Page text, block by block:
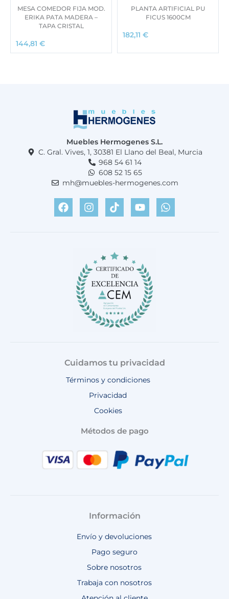
MESA COMEDOR FIJA MOD.
ERIKA PATA MADERA –
TAPA CRISTAL
144,81 €
PLANTA ARTIFICIAL PU
FICUS 1600CM
182,11 €
Muebles Hermogenes S.L.
C. Gral. Vives, 1, 30381 El Llano del Beal, Murcia
968 54 61 14
608 52 15 65
mh@muebles-hermogenes.com
F
a
c
I
n
s
a
m
T
i
k
Y
o
u
W
h
a
Cuidamos tu privacidad
Términos y condiciones
Privacidad
Cookies
Métodos de pago
Información
Envío y devoluciones
Pago seguro
Sobre nosotros
Trabaja con nosotros